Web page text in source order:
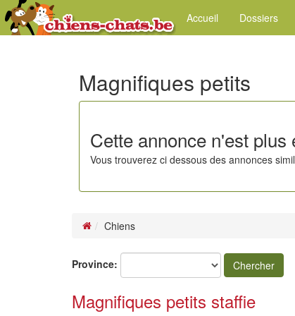
Accueil Dossiers
Magnifiques petits
Cette annonce n'est plus
Vous trouverez ci dessous des annonces
Chiens
Province: Chercher
Magnifiques petits staffie